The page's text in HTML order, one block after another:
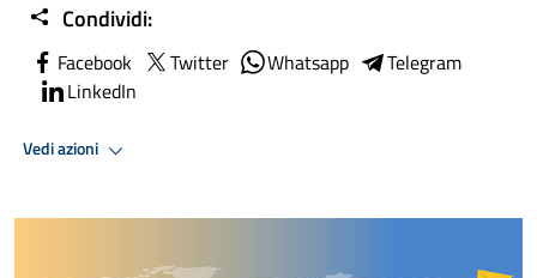
Condividi:
Facebook Twitter Whatsapp
Telegram
LinkedIn
Vedi azioni